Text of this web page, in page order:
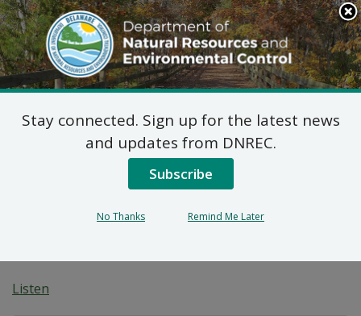
Search
This
Site
DNREC Menu
7 Del. C. §6012 Chanjam
Tanporè Ann Ijans Nan
Kondisyon Yo: Perdue
Listen
Stay connected. Sign up for the latest news
and updates from DNREC.
Subscribe
No Thanks Remind Me Later